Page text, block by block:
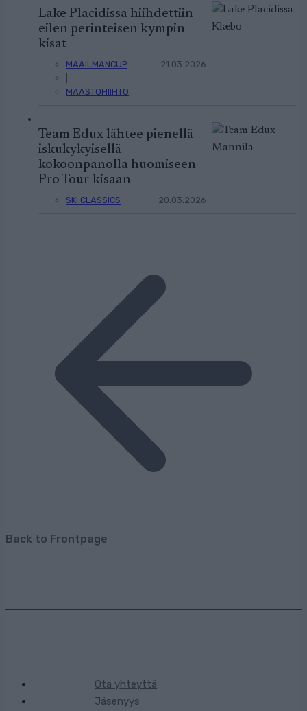
Lake Placidissa hiihdettiin
eilen perinteisen kympin
kisat
MAAILMANCUP
MAASTOHIIHTO
21.03.2026
Team Edux lähtee pienellä
iskukykyisellä
kokoonpanolla huomiseen
Pro Tour-kisaan
SKI CLASSICS 20.03.2026
Back to Frontpage
Ota yhteyttä
Jäsenyys